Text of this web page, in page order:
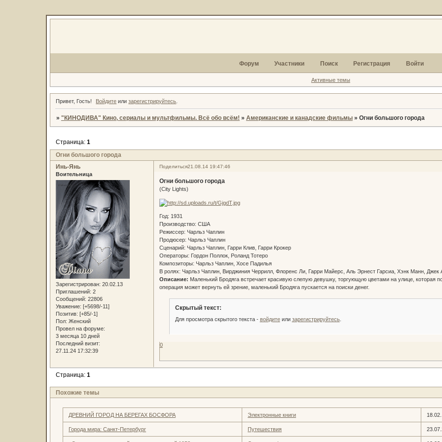
Форум Участники Поиск Регистрация Войти
Активные темы
Привет, Гость! Войдите илизарегистрируйтесь
» "КИНОДИВА" Кино, сериалы и мультфильмы. Всё обо всём! » Американские и канадские фильмы » Огни большого города
Огни большого города
Страница: 1
Поделиться21.08.14 19:47:46
Инь-Янь
Воительница
Зарегистрирован: 20.02.13
Приглашений: 2
Сообщений: 22806
Уважение: [+5698/-11]
Позитив: [+85/-1]
Пол: Женский
Провел на форуме:
3 месяца 10 дней
Последний визит:
27.11.24 17:32:39
Огни большого города
(City Lights)
Год: 1931
Производство: США
Режиссер: Чарльз Чаплин
Продюсер: Чарльз Чаплин
Сценарий: Чарльз Чаплин, Гарри Клив, Гарри Крокер
Операторы: Гордон Поллок, Роланд Тотеро
Композиторы: Чарльз Чаплин, Хосе Падилья
В ролях: Чарльз Чаплин, Вирджиния Черрилл, Флоренс Ли, Гарри Майерс, Аль Эрнест Гарсиа, Хэнк Манн,
Описание: Маленький Бродяга встречает красивую слепую девушку, торгующую цветами на улице, которая
операция может вернуть ей зрение, маленький Бродяга пускается на поиски денег.
Скрытый текст:
Для просмотра скрытого текста - войдитеили зарегистрируйтесь.
0
Страница: 1
Похожие темы
ДРЕВНИЙ ГОРОД НА БЕРЕГАХ БОСФОРА Электронные книги
Города мира: Санкт-Петербург Путешествия